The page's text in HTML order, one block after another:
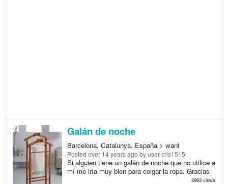
Galán de noche
Barcelona, Catalunya, España > want
Posted over 14 years ago by user cris1515
Si alguien tiene un galán de noche que no utilice a
mí me iría muy bien para colgar la ropa. Gracias
2963 views